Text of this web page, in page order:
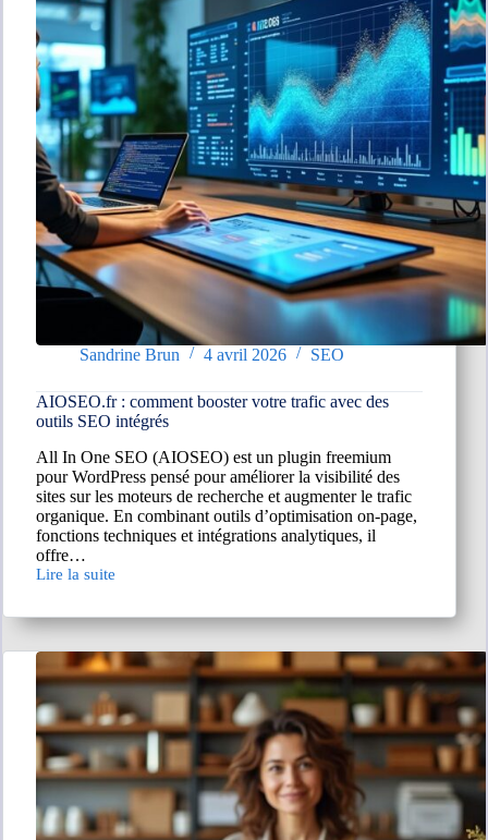
en
ligne
Sandrine Brun 4 avril 2026 SEO
AIOSEO.fr : comment booster votre trafic avec des
outils SEO intégrés
All In One SEO (AIOSEO) est un plugin freemium
pour WordPress pensé pour améliorer la visibilité des
sites sur les moteurs de recherche et augmenter le trafic
organique. En combinant outils d’optimisation on-page,
fonctions techniques et intégrations analytiques, il
offre…
Lire la suite
AIOSEO.fr
comment
votre
trafic
avec
des
outils
SEO
intégrés